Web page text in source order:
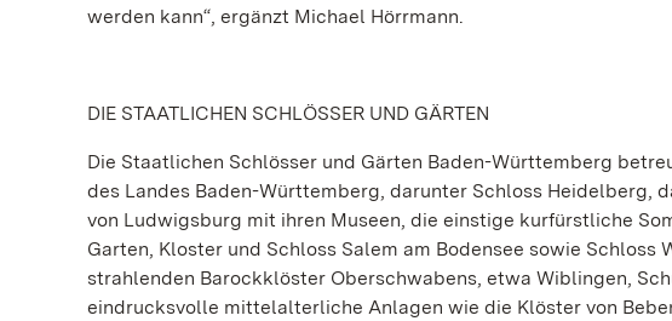
werden kann“, ergänzt Michael Hörrmann.
DIE STAATLICHEN SCHLÖSSER UND GÄRTEN
Die Staatlichen Schlösser und Gärten Baden-Württemberg
des Landes Baden-Württemberg, darunter Schloss Heidelberg,
von Ludwigsburg mit ihren Museen, die einstige kurfürstliche
Garten, Kloster und Schloss Salem am Bodensee sowie
strahlenden Barockklöster Oberschwabens, etwa Wiblingen,
eindrucksvolle mittelalterliche Anlagen wie die Klöster von